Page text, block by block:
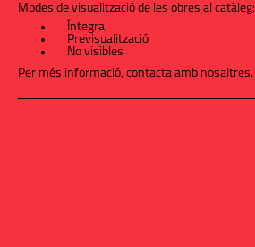
Modes de visualització de les obres al catàleg:
Íntegra
Previsualització
No visibles
Per més informació, contacta amb nosaltres.